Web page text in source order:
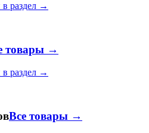
раздел →
товары →
раздел →
Все товары →